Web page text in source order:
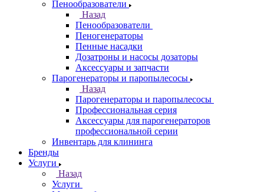
Пенообразователи
Назад
Пенообразователи
Пеногенераторы
Пенные насадки
Дозатроны и насосы дозаторы
Аксессуары и запчасти
Парогенераторы и паропылесосы
Назад
Парогенераторы и паропылесосы
Профессиональная серия
Аксессуары для парогенераторов
профессиональной серии
Инвентарь для клининга
Бренды
Услуги
Назад
Услуги